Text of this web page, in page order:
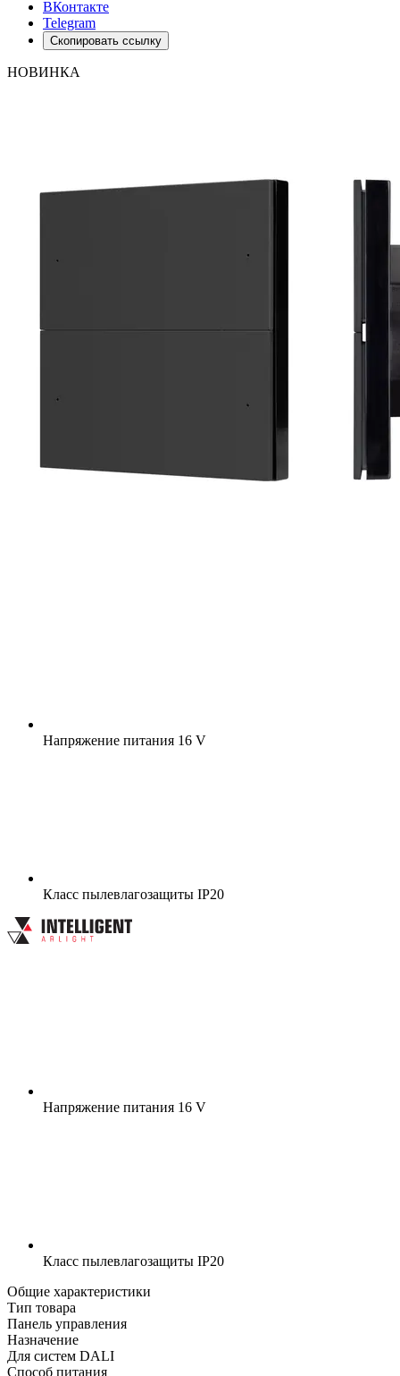
ВКонтакте
Telegram
Скопировать ссылку
НОВИНКА
Напряжение питания 16 V
Класс пылевлагозащиты IP20
Напряжение питания 16 V
Класс пылевлагозащиты IP20
Общие характеристики
Тип товара
Панель управления
Назначение
Для систем DALI
Способ питания